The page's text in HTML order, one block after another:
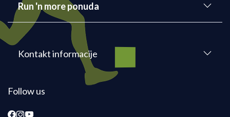
Run 'n more ponuda
Kontakt informacije
Follow us